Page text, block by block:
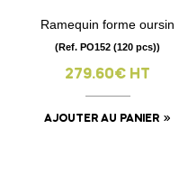
Ramequin forme oursin
(Ref. PO152 (120 pcs))
279.60€ HT
AJOUTER AU PANIER